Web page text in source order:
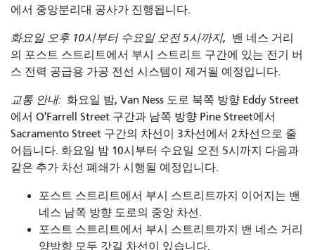
에서 중앙분리대 공사가 진행됩니다.
화요일 오후 10시부터 수요일 오전 5시까지,
밴 네스 거리
의 포스트 스트리트에서 부시 스트리트 구간에 있는 전기 버
스 전력 공급용 가공 전선 시스템이 제거될 예정입니다.
교통 안내: 화요일 밤, Van Ness 도로 북쪽 방향 Eddy Street
에서 O'Farrell Street 구간과 남쪽 방향 Pine Street에서
Sacramento Street 구간의 차선이 3차선에서 2차선으로 줄
어듭니다. 화요일 밤 10시부터 수요일 오전 5시까지 다음과
같은 추가 차선 폐쇄가 시행될 예정입니다.
포스트 스트리트에서 부시 스트리트까지 이어지는 밴
네스 남쪽 방향 도로의 중앙 차선.
포스트 스트리트에서 부시 스트리트까지 밴 네스 거리
양방향 모두 갓길 차선이 있습니다.